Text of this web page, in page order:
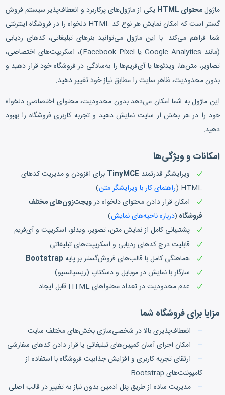
ماژولمحتوای HTML
یکی از ماژول‌های پرکاربرد و انعطاف‌پذیر سیستم فروش
گستر است که امکان نمایش هر نوع کد HTML دلخواه را در فروشگاه اینترنتی
شما فراهم می‌کند. با این ماژول می‌توانید بنرهای تبلیغاتی، کدهای ردیابی
(مانند Google Analytics یا Facebook Pixel)، اسکریپت‌های اختصاصی،
تصاویر، متن‌ها، ویدئوها یا آی‌فریم‌ها را به‌سادگی در فروشگاه خود قرار دهید و
بدون محدودیت، ظاهر سایت را مطابق نیاز خود تغییر دهید.
این ماژول به شما امکان می‌دهد بدون محدودیت، محتوای اختصاصی دلخواه
خود را در هر بخش از سایت نمایش دهید و تجربه کاربری فروشگاه را بهبود
دهید.
امکانات و ویژگی‌ها
ویرایشگر قدرتمند TinyMCE برای افزودن و مدیریت کدهای
HTML ( راهنمای کار با ویرایشگر متن)
امکان قرار دادن محتوای دلخواه درویجت‌زون‌های مختلف
فروشگاه (درباره ناحیه‌های نمایش)
پشتیبانی کامل از نمایش متن، تصویر، ویدئو، اسکریپت و آی‌فریم
قابلیت درج کدهای ردیابی و اسکریپت‌های تبلیغاتی
هماهنگی کامل با قالب‌های فروش‌گستر بر پایه Bootstrap
سازگار با نمایش در موبایل و دسکتاپ (ریسپانسیو)
عدم محدودیت در تعداد محتواهای HTML قابل ایجاد
مزایا برای فروشگاه شما
انعطاف‌پذیری بالا در شخصی‌سازی بخش‌های مختلف سایت
امکان اجرای آسان کمپین‌های تبلیغاتی یا قرار دادن کدهای سفارشی
ارتقای تجربه کاربری و افزایش جذابیت فروشگاه با استفاده از
کامپوننت‌های Bootstrap
مدیریت ساده از طریق پنل ادمین بدون نیاز به تغییر در قالب اصلی